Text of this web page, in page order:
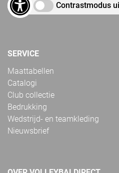
Contrastmodus
SERVICE
Maattabellen
Catalogi
Club collectie
Bedrukking
Wedstrijd- en teamkleding
Nieuwsbrief